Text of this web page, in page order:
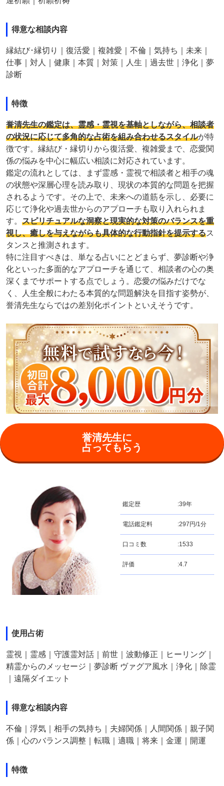
得意な相談内容
縁結び･縁切り｜復活愛｜複雑愛｜不倫｜気持ち｜未来｜
仕事｜対人｜健康｜本質｜対策｜人生｜過去世｜浄化｜夢
診断
特徴
誉清先生の鑑定は、霊感・霊視を基軸としながら、相談者
の状況に応じて多角的な占術を組み合わせるスタイルが特
徴です。縁結び・縁切りから復活愛、複雑愛まで、恋愛関
係の悩みを中心に幅広い相談に対応されています。
鑑定の流れとしては、まず霊感・霊視で相談者と相手の魂
の状態や深層心理を読み取り、現状の本質的な問題を把握
されるようです。その上で、未来への道筋を示し、必要に
応じて浄化や過去世からのアプローチも取り入れられま
す。 スピリチュアルな洞察と現実的な対策のバランスを重
視し、癒しを与えながらも具体的な行動指針を提示するス
タンスと推測されます。
特に注目すべきは、単なる占いにとどまらず、夢診断や浄
化といった多面的なアプローチを通じて、相談者の心の奥
深くまでサポートする点でしょう。恋愛の悩みだけでな
く、人生全般にわたる本質的な問題解決を目指す姿勢が、
誉清先生ならではの差別化ポイントといえそうです。
誉清先生に
占ってもらう
鑑定歴 :39年
電話鑑定料 :297円/1分
口コミ数 :1533
評価 :4.7
使用占術
霊視｜霊感｜守護霊対話｜前世｜波動修正｜ヒーリング｜
精霊からのメッセージ｜夢診断 ヴァグア風水｜浄化｜除霊
｜遠隔ダイエット
得意な相談内容
不倫｜浮気｜相手の気持ち｜夫婦関係｜人間関係｜親子関
係｜心のバランス調整｜転職｜適職｜将来｜金運｜開運
特徴